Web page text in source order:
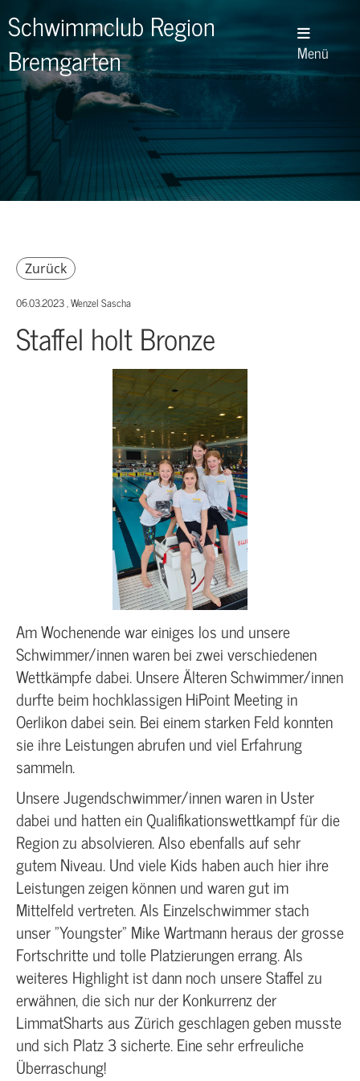
Schwimmclub Region
Bremgarten
Menü
Zurück
06.03.2023, Wenzel Sascha
Staffel holt Bronze
Am Wochenende war einiges los und unsere
Schwimmer/innen waren bei zwei verschiedenen
Wettkämpfe dabei. Unsere Älteren Schwimmer/innen
durfte beim hochklassigen HiPoint Meeting in
Oerlikon dabei sein. Bei einem starken Feld konnten
sie ihre Leistungen abrufen und viel Erfahrung
sammeln.
Unsere Jugendschwimmer/innen waren in Uster
dabei und hatten ein Qualifikationswettkampf für die
Region zu absolvieren. Also ebenfalls auf sehr
gutem Niveau. Und viele Kids haben auch hier ihre
Leistungen zeigen können und waren gut im
Mittelfeld vertreten. Als Einzelschwimmer stach
unser "Youngster" Mike Wartmann heraus der grosse
Fortschritte und tolle Platzierungen errang. Als
weiteres Highlight ist dann noch unsere Staffel zu
erwähnen, die sich nur der Konkurrenz der
LimmatSharts aus Zürich geschlagen geben musste
und sich Platz 3 sicherte. Eine sehr erfreuliche
Überraschung!